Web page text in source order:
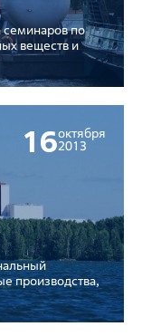
семинаров по
веществ и
16октября
2013
производства,